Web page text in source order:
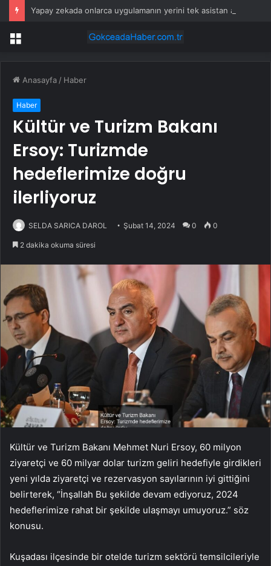
Menü
Anasayfa / Haber
Haber
Kültür ve Turizm Bakanı
Ersoy: Turizmde
hedeflerimize doğru
ilerliyoruz
SELDA SARICA DAROL Şubat 14, 2024 0 0
2 dakika okuma süresi
Kültür ve Turizm Bakanı Mehmet Nuri Ersoy, 60 milyon
ziyaretçi ve 60 milyar dolar turizm geliri hedefiyle girdikleri
yeni yılda ziyaretçi ve rezervasyon sayılarının iyi gittiğini
belirterek, “İnşallah Bu şekilde devam ediyoruz, 2024
hedeflerimize rahat bir şekilde ulaşmayı umuyoruz.” söz
konusu.
Kuşadası ilçesinde bir otelde turizm sektörü temsilcileriyle